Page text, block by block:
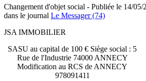
Changement d'objet social - Publiée le 14/05/
dans le journal Le Messager (74)
JSA IMMOBILIER
SASU au capital de 100 € Siège social : 5
Rue de l'Industrie 74000 ANNECY
Modification au RCS de ANNECY
978091411